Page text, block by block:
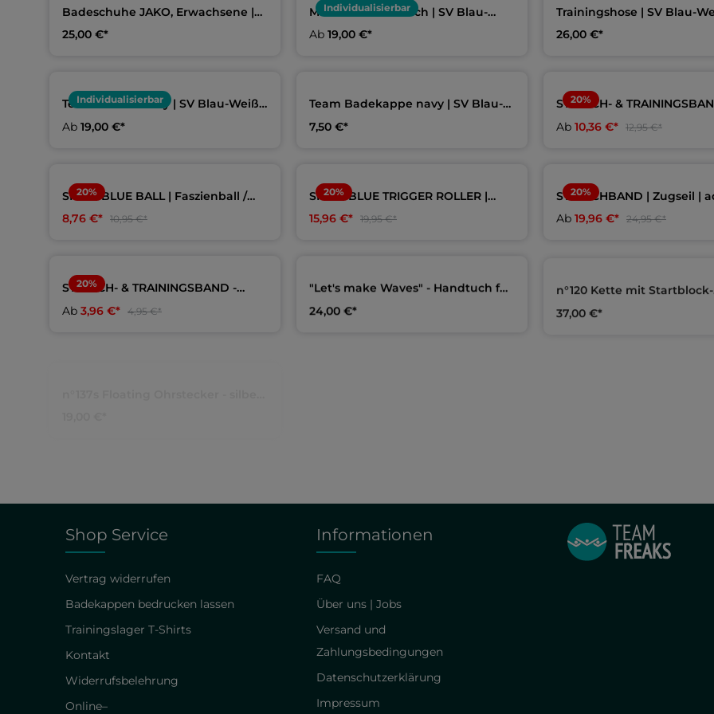
Badeschuhe JAKO, Erwachsene |
25,00 €*
Individualisierbar
Mikrofaserhandtuch | SV Blau-
Ab 19,00 €*
Trainingshose | SV Blau-
26,00 €*
Individualisierbar
Team Beanie navy | SV Blau-Weiß
Ab 19,00 €*
Team Badekappe navy | SV Blau-
7,50 €*
20%
STRETCH- &
Ab 10,36 €* 12,95 €*
20%
SPEEDBLUE BALL | Faszienball /
8,76 €* 10,95 €*
20%
SPEEDBLUE TRIGGER ROLLER |
15,96 €* 19,95 €*
20%
STRETCHBAND | Zugseil |
Ab 19,96 €* 24,95 €*
20%
STRETCH- & TRAININGSBAND -
Ab 3,96 €* 4,95 €*
"Let's make Waves" - Handtuch für
24,00 €*
n°120 Kette mit Startblock-
Schmuck
37,00 €*
Shop Service
Vertrag widerrufen
Badekappen bedrucken lassen
Trainingslager T-Shirts
Kontakt
Widerrufsbelehrung
Online–
Informationen
FAQ
Über uns | Jobs
Versand und
Zahlungsbedingungen
Datenschutzerklärung
Impressum